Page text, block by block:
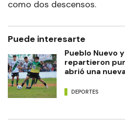
como dos descensos.
Puede interesarte
Pueblo Nuevo
repartieron
abrió una
DEPORTES